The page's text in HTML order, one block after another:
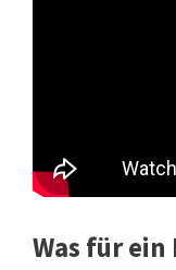
Was für ein